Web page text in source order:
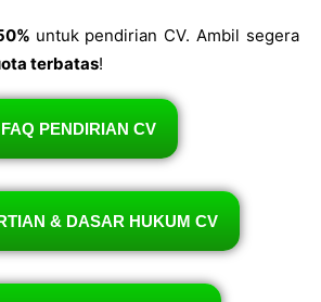
untuk pendirian CV. Ambil segera
terbatas!
FAQ PENDIRIAN CV
& DASAR HUKUM CV